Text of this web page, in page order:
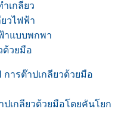
เกลียว
ยวไฟฟ้า
าแบบพกพา
ด้วยมือ
การต๊าปเกลียวด้วยมือ
ปเกลียวด้วยมือโดยคันโยก